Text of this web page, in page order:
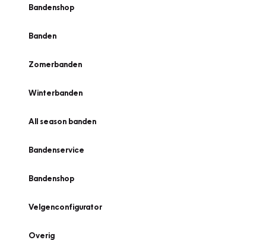
Bandenshop
Banden
Zomerbanden
Winterbanden
All season banden
Bandenservice
Bandenshop
Velgenconfigurator
Overig